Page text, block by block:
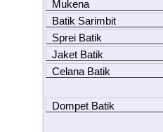
Mukena
Batik Sarimbit
Sprei Batik
Jaket Batik
Celana Batik
Dompet Batik